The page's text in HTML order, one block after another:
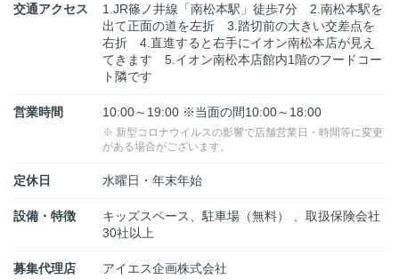
交通アクセス
1.JR篠ノ井線「南松本駅」徒歩7分 2.南松本駅を
出て正面の道を左折 3.踏切前の大きい交差点を
右折 4.直進すると右手にイオン南松本店が見え
てきます 5.イオン南松本店館内1階のフードコー
ト隣です
営業時間 10:00～19:00 ※当面の間10:00～18:00
※ 新型コロナウイルスの影響で店舗営業日・時間等に変更
がある場合がございます。
定休日 水曜日・年末年始
設備・特徴
キッズスペース、駐車場（無料） 、取扱保険会社
30社以上
募集代理店 アイエス企画株式会社